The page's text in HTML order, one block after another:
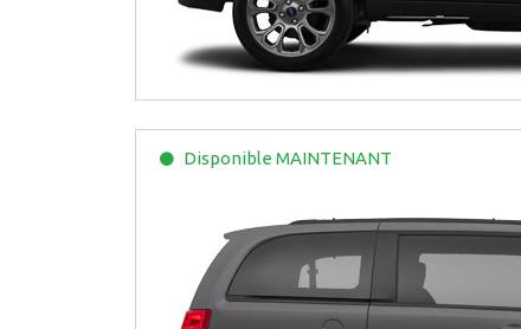
Disponible MAINTENANT